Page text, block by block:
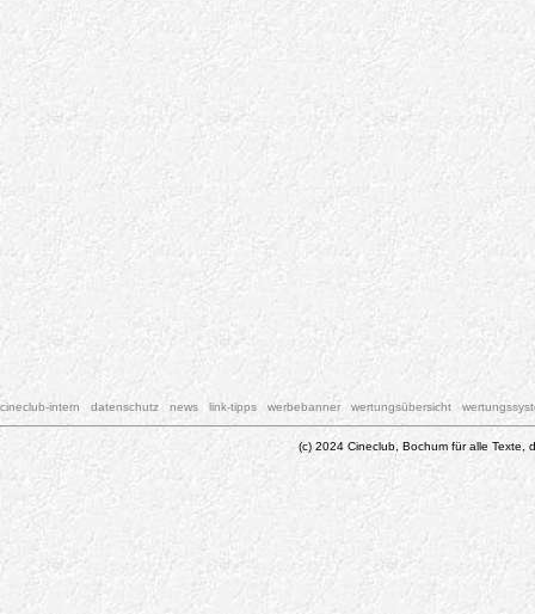
cineclub-intern datenschutz news link-tipps werbebanner wertungsübersicht
(c) 2024 Cineclub, Bochum für alle Texte,